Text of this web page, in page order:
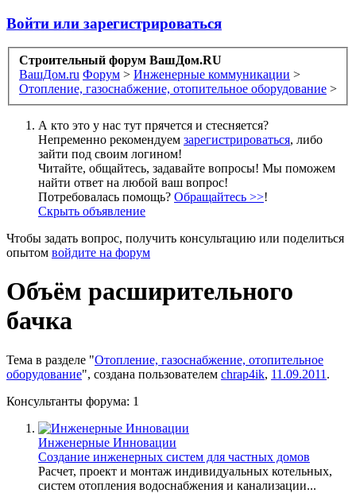
Войти или зарегистрироваться
Строительный форум ВашДом.RU
ВашДом.ru Форум > Инженерные коммуникации >
Отопление, газоснабжение, отопительное оборудование >
А кто это у нас тут прячется и стесняется?
Непременно рекомендуем зарегистрироваться, либо
зайти под своим логином!
Читайте, общайтесь, задавайте вопросы! Мы поможем
найти ответ на любой ваш вопрос!
Потребовалась помощь? Обращайтесь >>!
Скрыть объявление
Чтобы задать вопрос, получить консультацию или поделиться
опытом войдите на форум
Объём расширительного
бачка
Тема в разделе "Отопление, газоснабжение, отопительное
оборудование", создана пользователем chrap4ik, 11.09.2011 .
Консультанты форума: 1
Инженерные Инновации
Создание инженерных систем для частных домов
Расчет, проект и монтаж индивидуальных котельных,
систем отопления водоснабжения и канализации...